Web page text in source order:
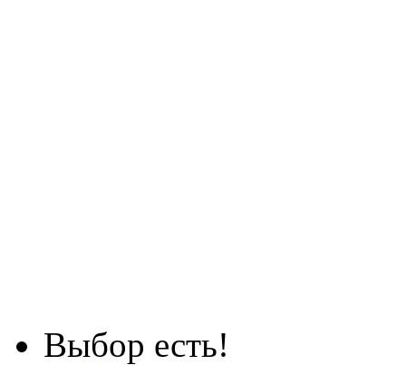
Выбор есть!